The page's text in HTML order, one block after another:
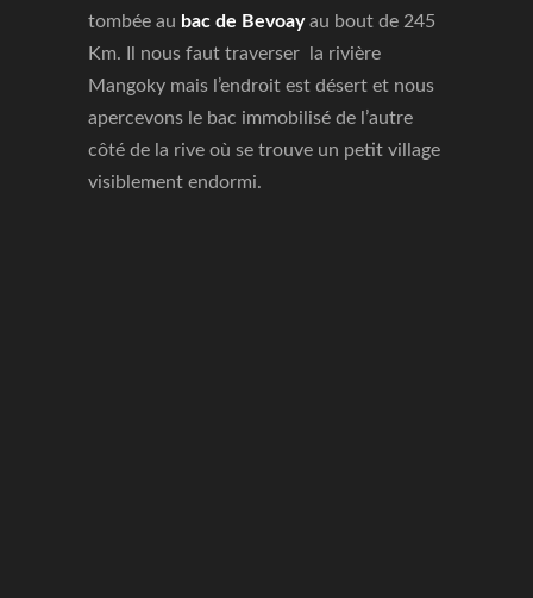
tombée au bac de Bevoayau bout de 245
Km. Il nous faut traverser la rivière
Mangoky mais l’endroit est désert et nous
apercevons le bac immobilisé de l’autre
côté de la rive où se trouve un petit village
visiblement endormi.